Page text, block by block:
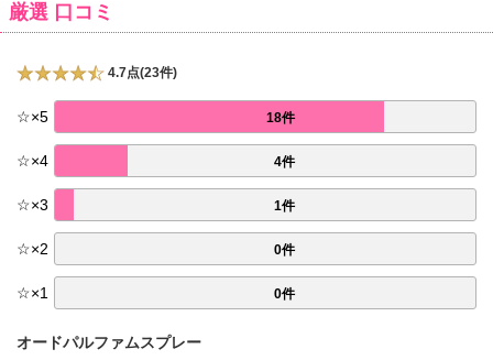
厳選 口コミ
4.7点(23件)
☆×5 18件
☆×4 4件
☆×3 1件
☆×2 0件
☆×1 0件
オードパルファムスプレー